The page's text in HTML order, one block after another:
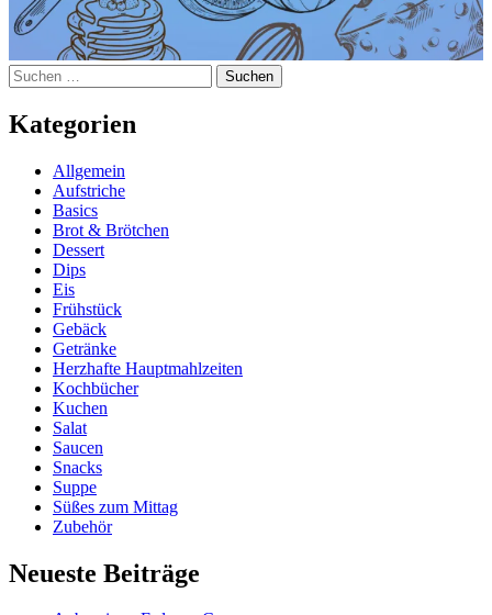
Suchen
nach:
Kategorien
Allgemein
Aufstriche
Basics
Brot & Brötchen
Dessert
Dips
Eis
Frühstück
Gebäck
Getränke
Herzhafte Hauptmahlzeiten
Kochbücher
Kuchen
Salat
Saucen
Snacks
Suppe
Süßes zum Mittag
Zubehör
Neueste Beiträge